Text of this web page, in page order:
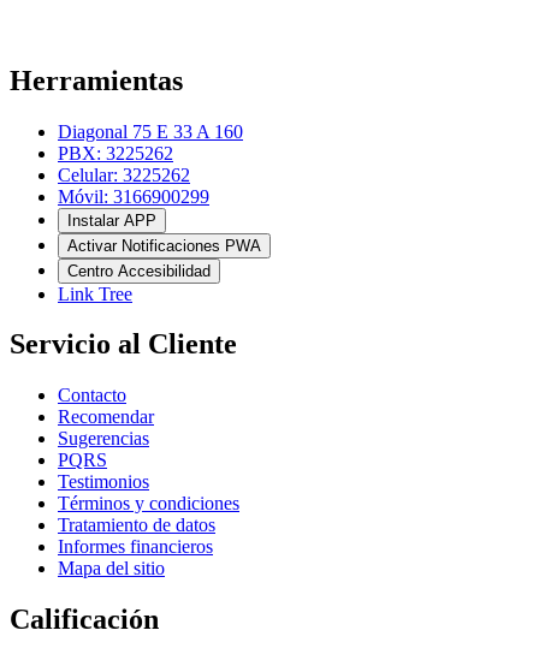
Herramientas
Diagonal 75 E 33 A 160
PBX: 3225262
Celular: 3225262
Móvil: 3166900299
Instalar APP
Activar Notificaciones PWA
Centro Accesibilidad
Link Tree
Servicio al Cliente
Contacto
Recomendar
Sugerencias
PQRS
Testimonios
Términos y condiciones
Tratamiento de datos
Informes financieros
Mapa del sitio
Calificación